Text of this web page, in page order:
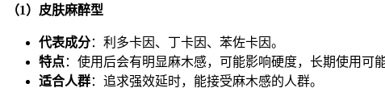
（1）皮肤麻醉型
代表成分：利多卡因、丁卡因、苯佐卡因。
特点：使用后会有明显麻木感，可能影响硬度，长期使用可
适合人群：追求强效延时，能接受麻木感的人群。